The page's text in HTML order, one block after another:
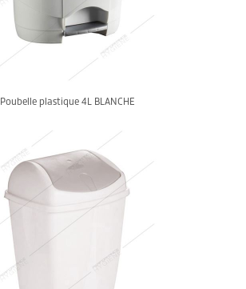
Poubelle plastique 4L BLANCHE